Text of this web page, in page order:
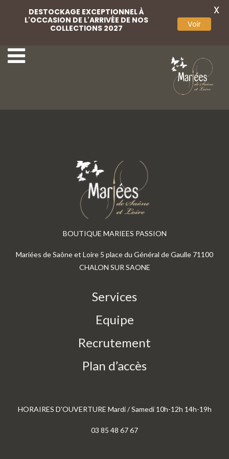
BOUTIQUE MARIEES PASSION
Mariées de Saône et Loire 5 place du Général de Gaulle 71100
CHALON SUR SAONE
Services
Equipe
Recrutement
Plan d’accès
HORAIRES D'OUVERTURE Mardi / Samedi 10h-12h 14h-19h
03 85 48 67 67
DESTOCKAGE EXCEPTIONNEL À
L'OCCASION DE L'ARRIVÉE DE NOS
COLLECTIONS 2027
Voir
X